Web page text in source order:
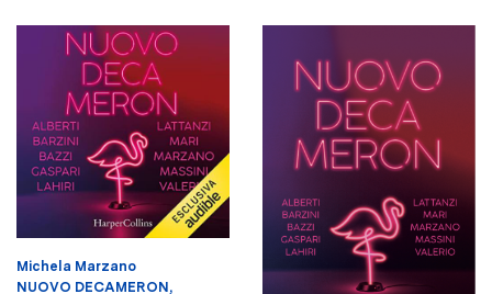
Michela Marzano
NUOVO DECAMERON,